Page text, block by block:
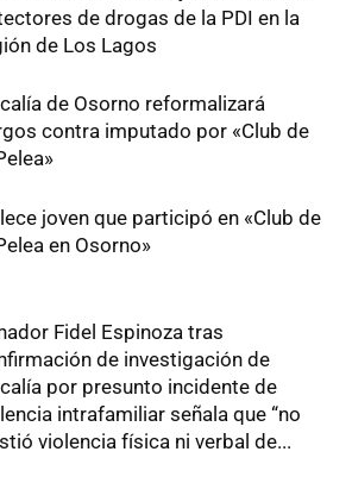
de drogas de la PDI en la
de Los Lagos
de Osorno reformalizará
contra imputado por «Club de
joven que participó en «Club de
en Osorno»
Fidel Espinoza tras
de investigación de
por presunto incidente de
intrafamiliar señala que “no
violencia física ni verbal de...